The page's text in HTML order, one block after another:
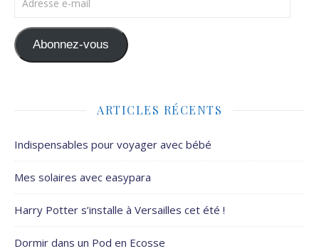
Abonnez-vous
ARTICLES RÉCENTS
Indispensables pour voyager avec bébé
Mes solaires avec easypara
Harry Potter s’installe à Versailles cet été !
Dormir dans un Pod en Ecosse